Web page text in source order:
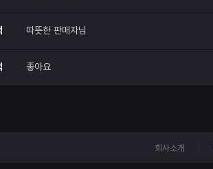
따뜻한 판매자님
좋아요
회사소개